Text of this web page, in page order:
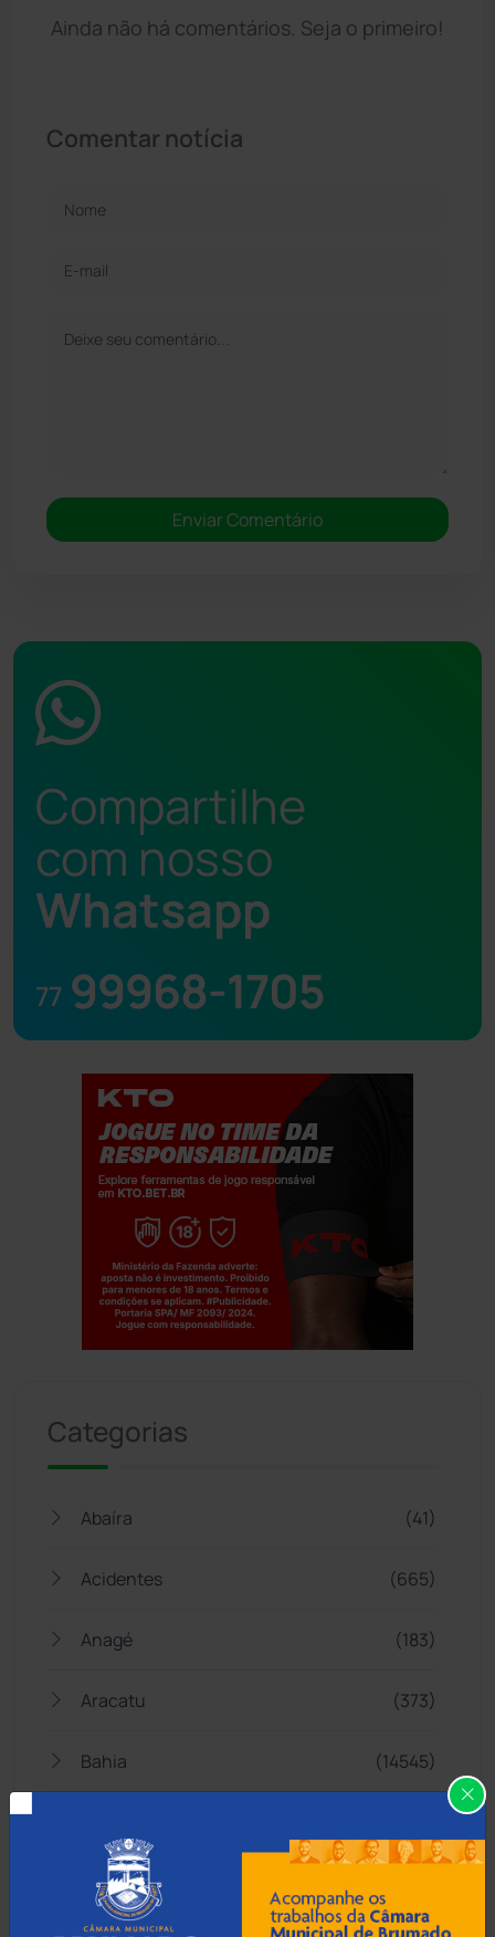
Ainda não há comentários. Seja o primeiro!
Comentar notícia
Compartilhe
com nosso
Whatsapp
77 99968-1705
Categorias
Abaíra (41)
Acidentes (665)
Anagé (183)
Aracatu (373)
Bahia (14545)
Barra do Choça